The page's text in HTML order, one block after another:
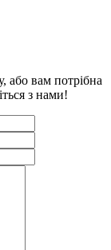
або вам потрібна
з нами!